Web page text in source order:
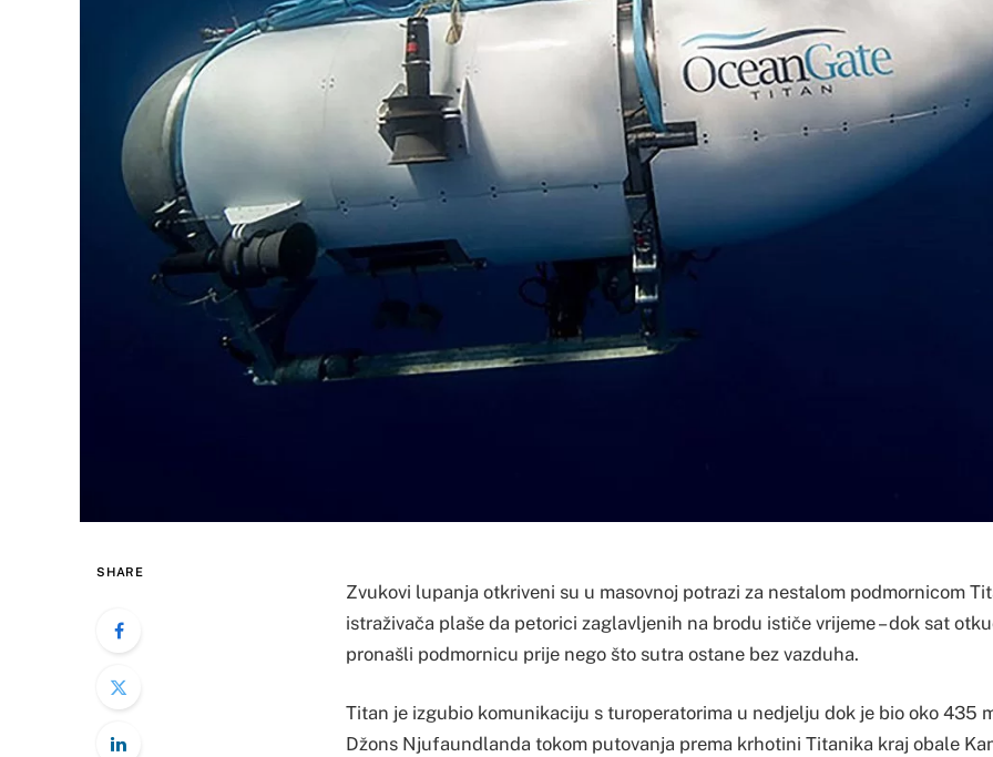
SHARE
Zvukovi lupanja otkriveni su u masovnoj potrazi za nestalom podmornicom
istraživača plaše da petorici zaglavljenih na brodu ističe vrijeme – dok sat
pronašli podmornicu prije nego što sutra ostane bez vazduha.
Titan je izgubio komunikaciju s turoperatorima u nedjelju dok je bio oko 435
Džons Njufaundlanda tokom putovanja prema krhotini Titanika kraj obale